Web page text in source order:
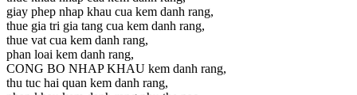
giay phep nhap khau cua kem danh rang,
thue gia tri gia tang cua kem danh rang,
thue vat cua kem danh rang,
phan loai kem danh rang,
CONG BO NHAP KHAU kem danh rang,
thu tuc hai quan kem danh rang,